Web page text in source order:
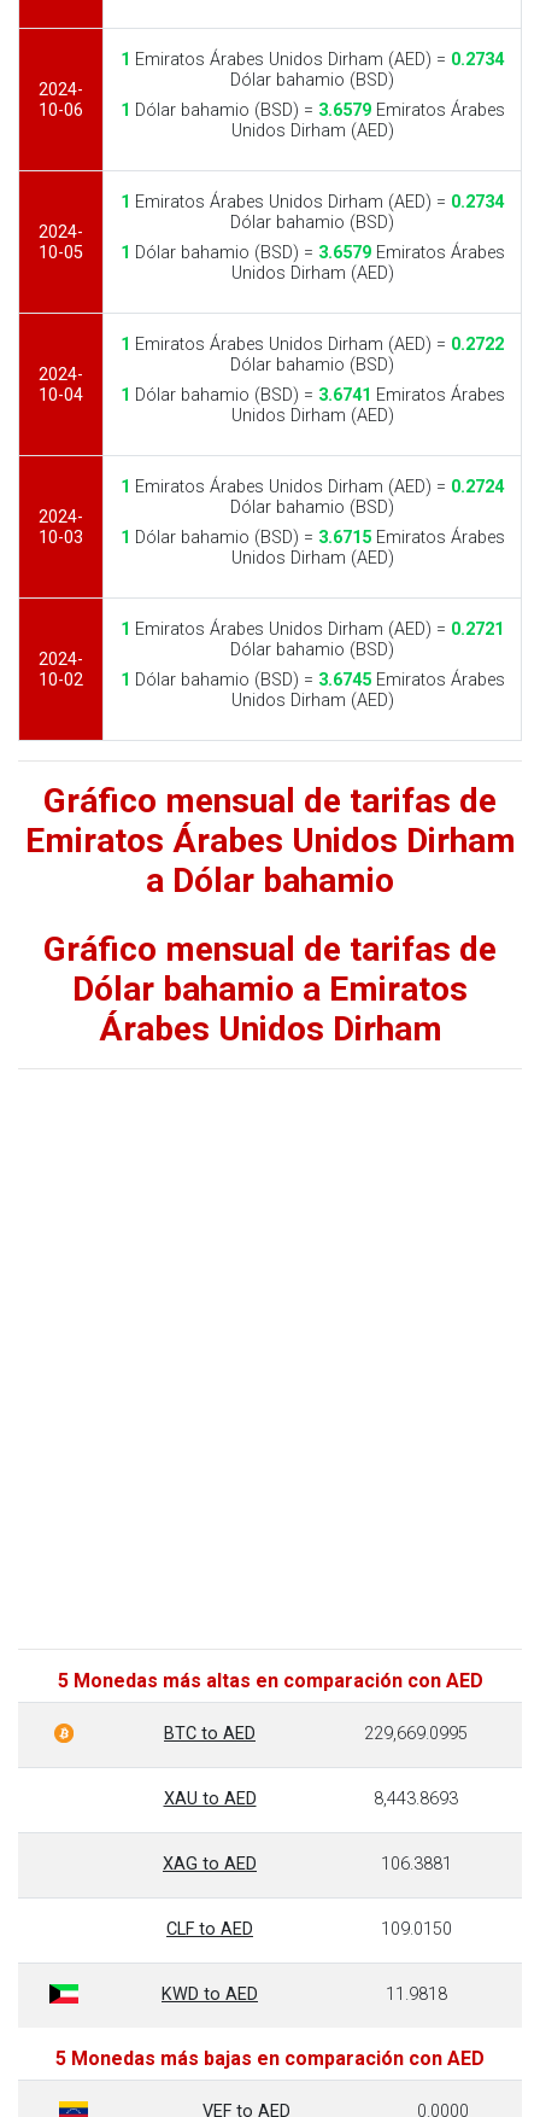
2024-
10-06
1 Emiratos Árabes Unidos Dirham (AED) = 0.2734
Dólar bahamio (BSD)
1 Dólar bahamio (BSD) = 3.6579Emiratos Árabes
Unidos Dirham (AED)
2024-
10-05
1 Emiratos Árabes Unidos Dirham (AED) = 0.2734
Dólar bahamio (BSD)
1 Dólar bahamio (BSD) = 3.6579Emiratos Árabes
Unidos Dirham (AED)
2024-
10-04
1 Emiratos Árabes Unidos Dirham (AED) = 0.2722
Dólar bahamio (BSD)
1 Dólar bahamio (BSD) = 3.6741 Emiratos Árabes
Unidos Dirham (AED)
2024-
10-03
1 Emiratos Árabes Unidos Dirham (AED) = 0.2724
Dólar bahamio (BSD)
1 Dólar bahamio (BSD) = 3.6715Emiratos Árabes
Unidos Dirham (AED)
2024-
10-02
1 Emiratos Árabes Unidos Dirham (AED) = 0.2721
Dólar bahamio (BSD)
1 Dólar bahamio (BSD) = 3.6745Emiratos Árabes
Unidos Dirham (AED)
Gráfico mensual de tarifas de
Emiratos Árabes Unidos Dirham
a Dólar bahamio
Gráfico mensual de tarifas de
Dólar bahamio a Emiratos
Árabes Unidos Dirham
5 Monedas más altas en comparación con AED
BTC to AED 229,669.0995
XAU to AED 8,443.8693
XAG to AED 106.3881
CLF to AED 109.0150
KWD to AED 11.9818
5 Monedas más bajas en comparación con AED
VEF to AED 0.0000